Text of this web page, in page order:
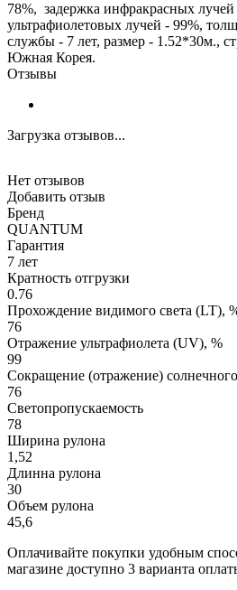
78%, задержка инфракрасных
ультрафиолетовых лучей - 99%,
службы - 7 лет, размер - 1.52*30м.,
Южная Корея.
Отзывы
Загрузка отзывов...
Нет отзывов
Добавить отзыв
Бренд
QUANTUM
Гарантия
7 лет
Кратность отгрузки
0.76
Прохождение видимого света (LT),
76
Отражение ультрафиолета (UV), %
99
Сокращение (отражение)
76
Светопропускаемость
78
Ширина рулона
1,52
Длинна рулона
30
Объем рулона
45,6
Оплачивайте покупки удобным
магазине доступно 3 варианта